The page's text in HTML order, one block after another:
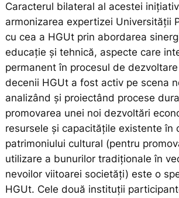
Caracterul bilateral al acestei
armonizarea expertizei Universității
cu cea a HGUt prin abordarea
educație și tehnică, aspecte care
permanent în procesul de
decenii HGUt a fost activ pe scena
analizând și proiectând procese
promovarea unei noi dezvoltări
resursele și capacitățile existente în
patrimoniului cultural (pentru
utilizare a bunurilor tradiționale în
nevoilor viitoarei societăți) este o
HGUt. Cele două instituții